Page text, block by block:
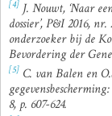
[4] J. Nouwt, ‘Naar
dossier’, P&I 2016,
onderzoeker bij de
Bevordering der
[5] C. van Balen en
8, p. 607-624.